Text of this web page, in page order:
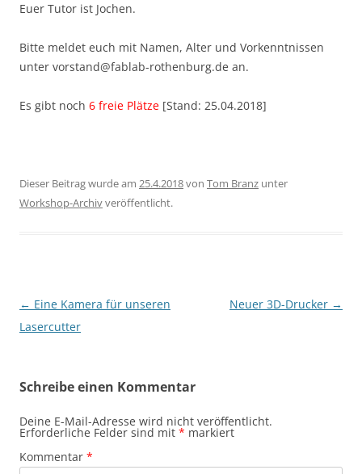
Euer Tutor ist Jochen.
Bitte meldet euch mit Namen, Alter und Vorkenntnissen
unter vorstand@fablab-rothenburg.de an.
Es gibt noch 6 freie Plätze [Stand: 25.04.2018]
Dieser Beitrag wurde am 25.4.2018von Tom Branz unter
Workshop-Archivveröffentlicht.
Beitragsnavigation
← Eine Kamera für unseren
Lasercutter
Neuer 3D-Drucker →
Schreibe einen Kommentar
Deine E-Mail-Adresse wird nicht veröffentlicht.
Erforderliche Felder sind mit * markiert
Kommentar *